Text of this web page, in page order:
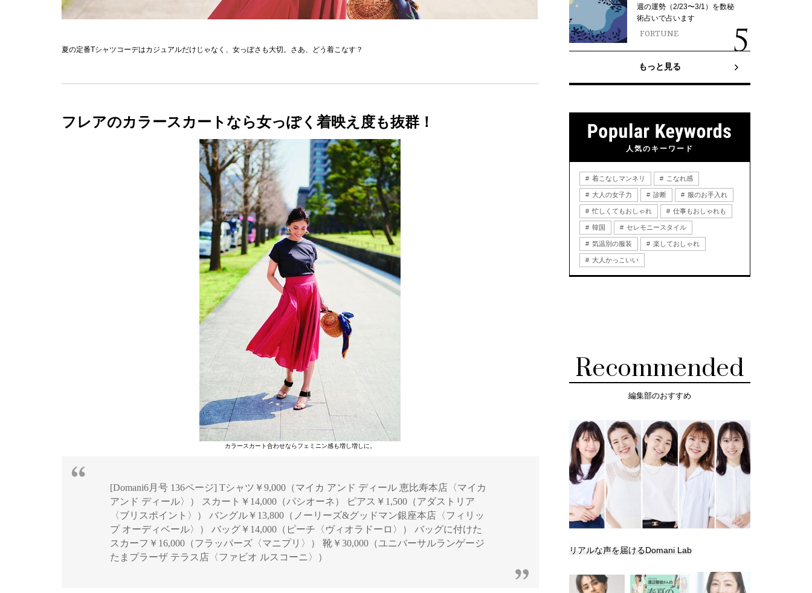
夏の定番Tシャツコーデはカジュアルだけじゃなく、女っぽさも大切。さあ、どう着こなす？
フレアのカラースカートなら女っぽく着映え度も抜群！
カラースカート合わせならフェミニン感も増し増しに。
[Domani6月号 136ページ] Tシャツ￥9,000（マイカ アンド ディール 恵比寿本店〈マイカ
アンド ディール〉） スカート￥14,000（パシオーネ） ピアス￥1,500（アダストリア
〈ブリスポイント〉） バングル￥13,800（ノーリーズ&グッドマン銀座本店〈フィリッ
プ オーディベール〉） バッグ￥14,000（ピーチ〈ヴィオラドーロ〉） バッグに付けた
スカーフ￥16,000（フラッパーズ〈マニプリ〉） 靴￥30,000（ユニバーサルランゲージ
たまプラーザ テラス店〈ファビオ ルスコーニ〉）
週の運勢（2/23〜3/1）を数秘
術占いで占います
FORTUNE
もっと見る
人気のキーワード
着こなしマンネリ こなれ感
大人の女子力 診断 服のお手入れ
忙しくてもおしゃれ 仕事もおしゃれも
韓国 セレモニースタイル
気温別の服装 楽しておしゃれ
大人かっこいい
Recommended
編集部のおすすめ
リアルな声を届けるDomani Lab